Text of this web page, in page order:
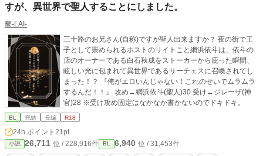
すが、異世界で聖人することにしました。
藜-LAI-
三十路のお兄さん(自称)ですが聖人出来ますか？ 夜の街で王
子として崇められるホストのリイトこと網浜依斗は、依斗の
店のオーナーである白石秋成をストーカーから庇った瞬間、
眩しい光に包まれて異世界であるサーチェスに召喚されてし
まった！？ 『俺がエロいんじゃない！これのせいでムラムラ
するんだ！！』 攻め→網浜依斗(聖人)30 受け→ジレーザ(神
官)28 ※受け攻め固定はなかなか書かないのでドキドキ。
BL 完結 長編 R18
24h.ポイント 21pt
小説 26,711 位 / 228,916件 BL 6,940 位 / 31,453件